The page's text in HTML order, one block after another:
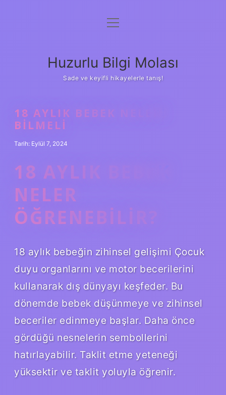
Anasayfa
Yasal Uyarı
menüyü
Huzurlu Bilgi Molası
Sade ve keyifli hikayelerle tanış!
18 AYLIK BEBEK NELERI
BILMELI
Tarih: Eylül 7, 2024
18 AYLIK BEBEK
NELER
ÖĞRENEBILIR?
18 aylık bebeğin zihinsel gelişimi Çocuk
duyu organlarını ve motor becerilerini
kullanarak dış dünyayı keşfeder. Bu
dönemde bebek düşünmeye ve zihinsel
beceriler edinmeye başlar. Daha önce
gördüğü nesnelerin sembollerini
hatırlayabilir. Taklit etme yeteneği
yüksektir ve taklit yoluyla öğrenir.